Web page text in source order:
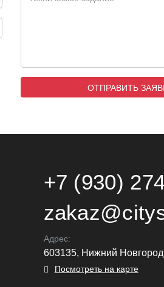
+7 (930)
Адрес:
603135, Нижний
Посмотреть на карте